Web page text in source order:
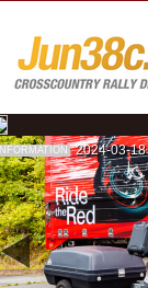
INFORMATION 2024-03-18